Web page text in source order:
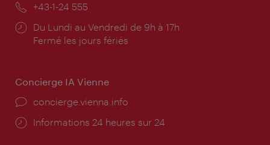
Téléphone:
+43-1-24 555
Horaires
d'ouverture:
Du Lundi au Vendredi de 9h à 17h
Fermé les jours fériés
Concierge IA Vienne
Ort:
concierge.vienna.info
Öffnungszeiten:
Informations 24 heures sur 24